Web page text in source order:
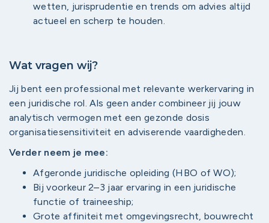
wetten, jurisprudentie en trends om advies altijd
actueel en scherp te houden.
Wat vragen wij?
Jij bent een professional met relevante werkervaring in
een juridische rol. Als geen ander combineer jij jouw
analytisch vermogen met een gezonde dosis
organisatiesensitiviteit en adviserende vaardigheden.
Verder neem je mee:
Afgeronde juridische opleiding (HBO of WO);
Bij voorkeur 2–3 jaar ervaring in een juridische
functie of traineeship;
Grote affiniteit met omgevingsrecht, bouwrecht